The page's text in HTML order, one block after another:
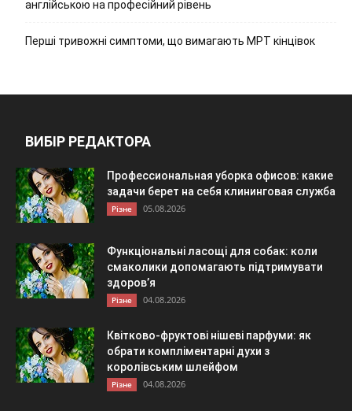
англійською на професійний рівень
Перші тривожні симптоми, що вимагають МРТ кінцівок
ВИБІР РЕДАКТОРА
Профессиональная уборка офисов: какие
задачи берет на себя клининговая служба
Різне 05.08.2026
Функціональні ласощі для собак: коли
смаколики допомагають підтримувати
здоров’я
Різне 04.08.2026
Квітково-фруктові нішеві парфуми: як
обрати компліментарні духи з
королівським шлейфом
Різне 04.08.2026